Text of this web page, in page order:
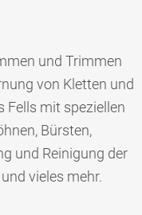
und Trimmen
von Kletten und
Fells mit speziellen
Bürsten,
und Reinigung der
vieles mehr.